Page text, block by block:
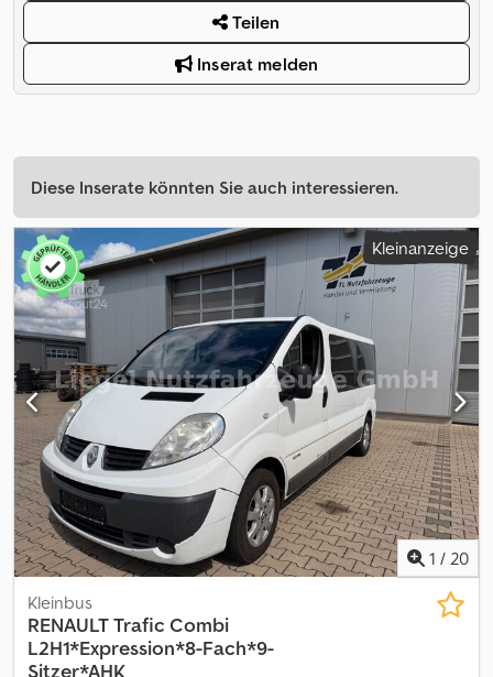
Teilen
Inserat melden
Diese Inserate könnten Sie auch interessieren.
Kleinanzeige
1 / 20
Kleinbus
RENAULTTrafic Combi
L2H1*Expression*8-Fach*9-
Sitzer*AHK